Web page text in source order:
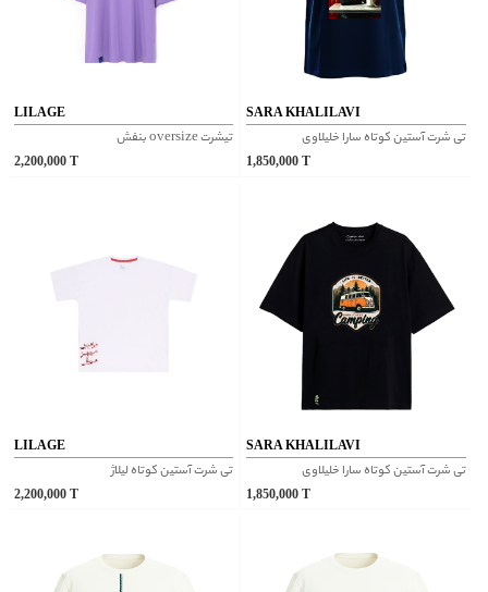
LILAGE
تیشرت oversize بنفش
2,200,000
SARA KHALILAVI
تی شرت آستین کوتاه سارا خلیلاوی
1,850,000
LILAGE
تی شرت آستین کوتاه لیلاژ
2,200,000
SARA KHALILAVI
تی شرت آستین کوتاه سارا خلیلاوی
1,850,000